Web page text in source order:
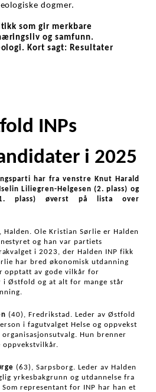
dogmer.
som gir merkbare
og samfunn.
Kort sagt: Resultater
INPs
i 2025
har fra venstre Knut Harald
Liliegren-Helgesen (2. plass) og
plass) øverst på lista over
Halden. Ole Kristian Sørlie er Halden
og han var partiets
i 2023, der Halden INP fikk
har bred økonomisk utdanning
opptatt av gode vilkår for
Østfold og at alt for mange står
(40), Fredrikstad. Leder av Østfold
i fagutvalget Helse og oppvekst
Hun brenner
(63), Sarpsborg. Leder av Halden
yrkesbakgrunn og utdannelse fra
representant for INP har han et